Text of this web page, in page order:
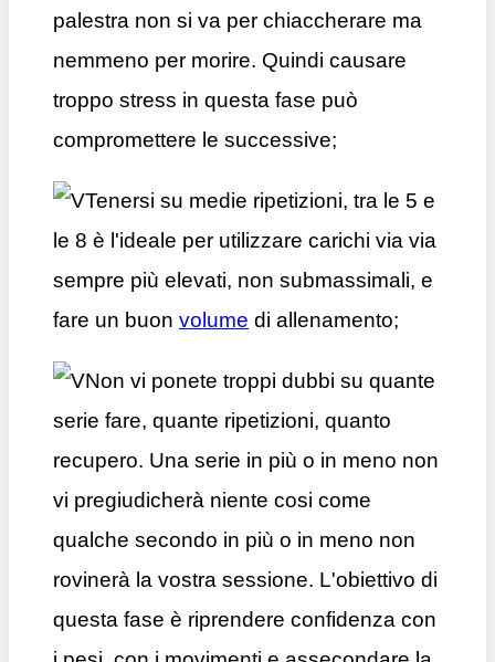
palestra non si va per chiaccherare ma
nemmeno per morire. Quindi causare
troppo stress in questa fase può
compromettere le successive;
Tenersi su medie ripetizioni, tra le 5 e
le 8 è l'ideale per utilizzare carichi via via
sempre più elevati, non submassimali, e
fare un buon volume di allenamento;
Non vi ponete troppi dubbi su quante
serie fare, quante ripetizioni, quanto
recupero. Una serie in più o in meno non
vi pregiudicherà niente cosi come
qualche secondo in più o in meno non
rovinerà la vostra sessione. L'obiettivo di
questa fase è riprendere confidenza con